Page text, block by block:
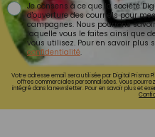
Je consens à ce que la société
d'ouverture des courriels pour
campagnes. Nous pourrons
laquelle vous le faites ainsi que
vous utilisez. Pour en savoir plus
confidentialité.
Votre adresse email sera utilisée par Digital Prisma
offres commerciales personnalisées. Vous
intégré dans la newsletter. Pour en savoir plus et